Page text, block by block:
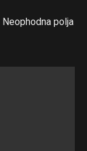
Neophodna polja